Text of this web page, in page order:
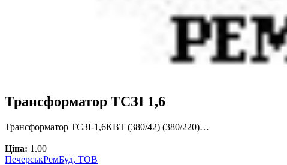
Трансформатор ТСЗІ 1,6
Трансформатор ТСЗІ-1,6КВТ (380/42) (380/220)…
Ціна: 1.00
ПечерськРемБуд, ТОВ